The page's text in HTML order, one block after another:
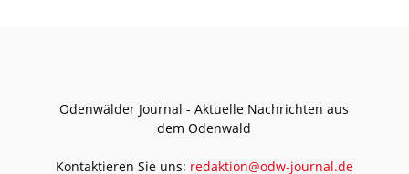
Odenwälder Journal - Aktuelle Nachrichten aus
dem Odenwald
Kontaktieren Sie uns: redaktion@odw-journal.de